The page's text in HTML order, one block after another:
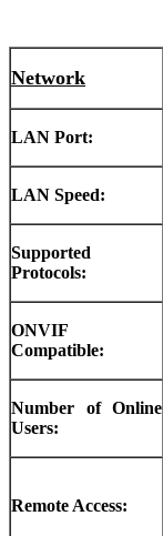
Network
LAN Port:
LAN Speed:
Supported
Protocols:
ONVIF
Compatible:
Number of Online
Users:
Remote Access: